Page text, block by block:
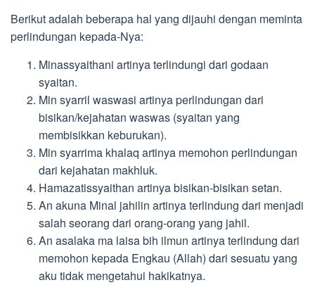
Berikut adalah beberapa hal yang dijauhi dengan meminta
perlindungan kepada-Nya:
Minassyaithani artinya terlindungi dari godaan
syaitan.
Min syarril waswasi artinya perlindungan dari
bisikan/kejahatan waswas (syaitan yang
membisikkan keburukan).
Min syarrima khalaq artinya memohon perlindungan
dari kejahatan makhluk.
Hamazatissyaithan artinya bisikan-bisikan setan.
An akuna Minal jahilin artinya terlindung dari menjadi
salah seorang dari orang-orang yang jahil.
An asalaka ma laisa bih ilmun artinya terlindung dari
memohon kepada Engkau (Allah) dari sesuatu yang
aku tidak mengetahui hakikatnya.